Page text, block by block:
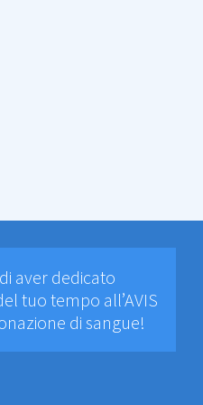
di aver dedicato
tuo tempo all’AVIS
di sangue!